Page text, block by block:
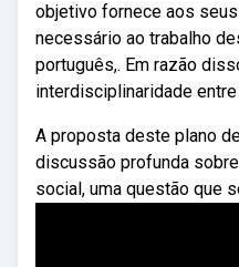
objetivo fornece aos
necessário ao trabalho
português,. Em razão
interdisciplinaridade entre
A proposta deste plano
discussão profunda
social, uma questão que